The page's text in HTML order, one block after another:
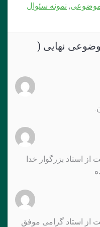
موضوعی, نمونه سئوال
نهایی (
از استاد بزرگوار خدا
از استاد گرامی موفق